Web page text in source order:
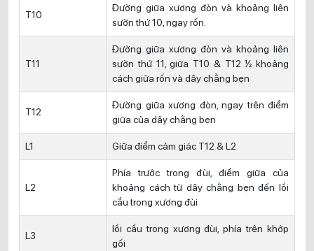
T10
Đường giữa xương đòn và khoảng liên
sườn thứ 10, ngay rốn.
T11
Đường giữa xương đòn và khoảng liên
sườn thứ 11, giữa T10 & T12 ½ khoảng
cách giữa rốn và dây chằng bẹn
T12
Đường giữa xương đòn, ngay trên điểm
giữa của dây chằng bẹn
L1 Giữa điểm cảm giác T12 & L2
L2
Phía trước trong đùi, điểm giữa của
khoảng cách từ dây chằng bẹn đến lồi
cầu trong xương đùi
L3
lồi cầu trong xương đùi, phía trên khớp
gối